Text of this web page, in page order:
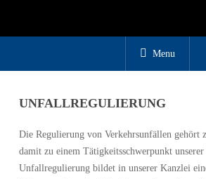
Menu
UNFALLREGULIERUNG
Die Regulierung von Verkehrsunfällen gehört
damit zu einem Tätigkeitsschwerpunkt
Unfallregulierung bildet in unserer Kanzlei